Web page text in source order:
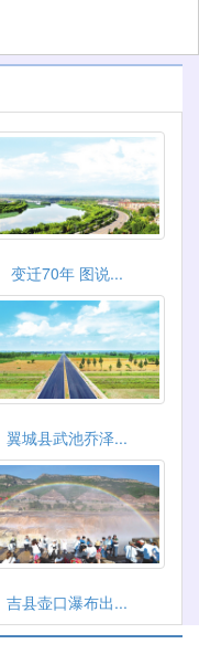
变迁70年 图说...
翼城县武池乔泽...
吉县壶口瀑布出...